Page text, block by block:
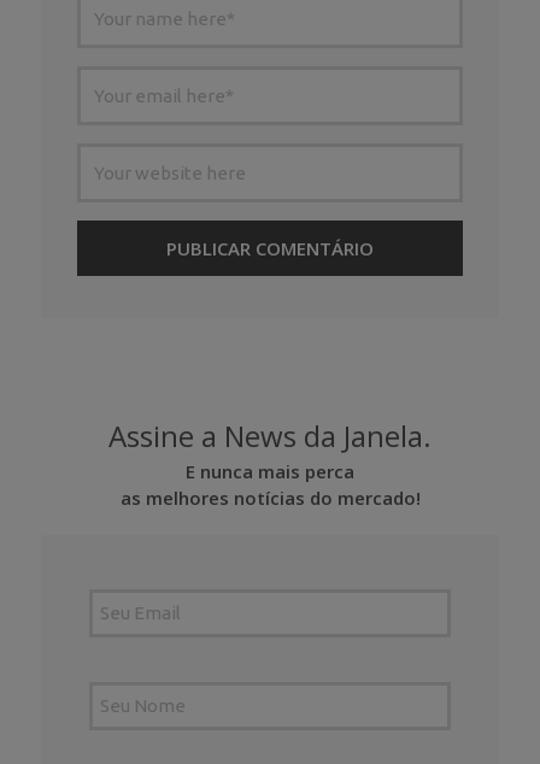
Assine a News da Janela.
E nunca mais perca
as melhores notícias do mercado!